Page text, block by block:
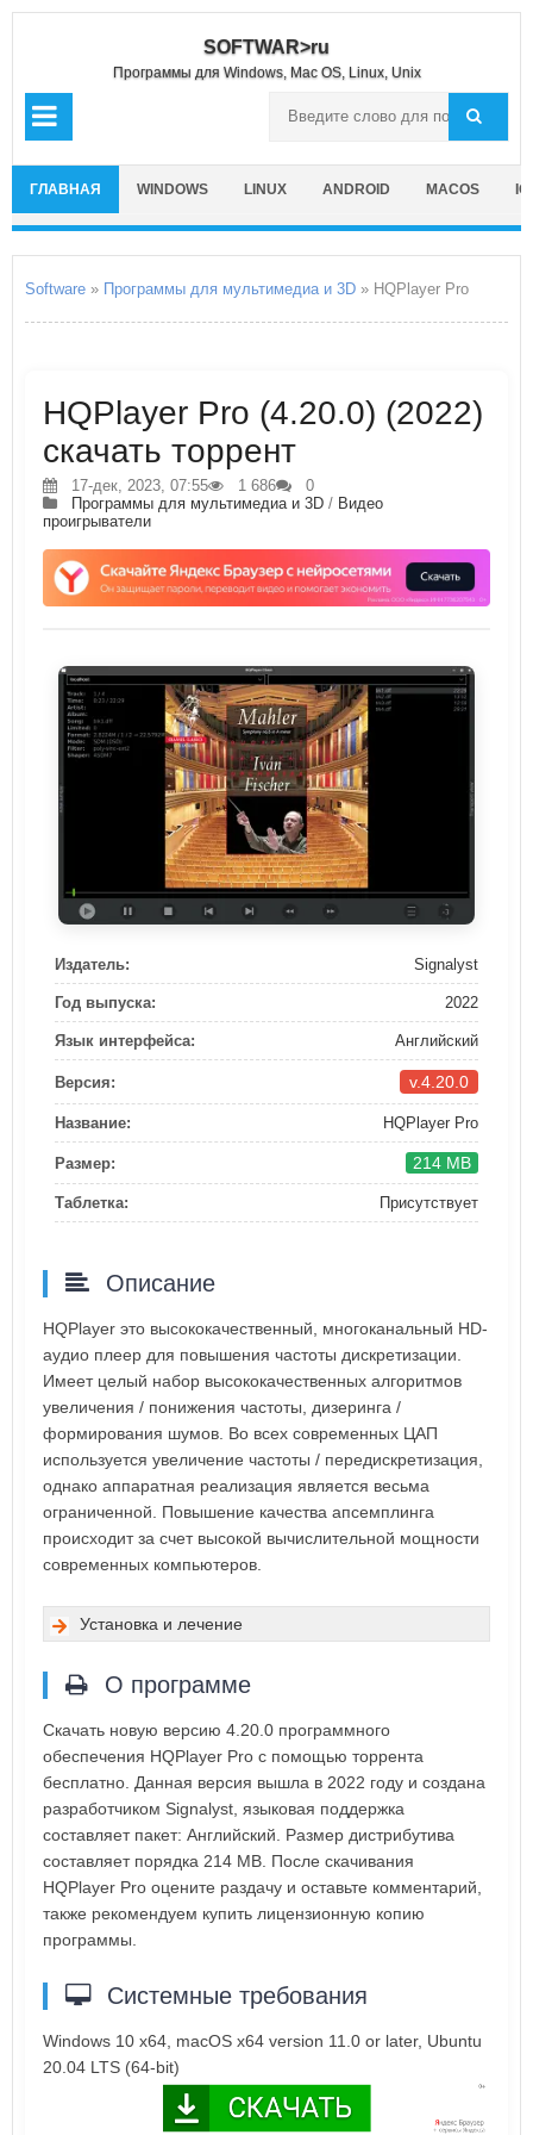
SOFTWAR>ru
Программы для Windows, Mac OS, Linux, Unix
ГЛАВНАЯ WINDOWS LINUX ANDROID MACOS
Software » Программы для мультимедиа и 3D » HQPlayer Pro
HQPlayer Pro (4.20.0) (2022)
скачать торрент
17-дек, 2023, 07:55 1 686
0
Программы для мультимедиа и 3D / Видео
проигрыватели
Издатель: Signalyst
Год выпуска: 2022
Язык интерфейса: Английский
Версия: v.4.20.0
Название: HQPlayer Pro
Размер: 214 MB
Таблетка: Присутствует
Описание
HQPlayer это высококачественный, многоканальный HD-
аудио плеер для повышения частоты дискретизации.
Имеет целый набор высококачественных алгоритмов
увеличения / понижения частоты, дизеринга /
формирования шумов. Во всех современных ЦАП
используется увеличение частоты / передискретизация,
однако аппаратная реализация является весьма
ограниченной. Повышение качества апсемплинга
происходит за счет высокой вычислительной мощности
современных компьютеров.
Установка и лечение
О программе
Скачать новую версию 4.20.0 программного
обеспечения HQPlayer Pro с помощью торрента
бесплатно. Данная версия вышла в 2022 году и создана
разработчиком Signalyst, языковая поддержка
составляет пакет: Английский. Размер дистрибутива
составляет порядка 214 MB. После скачивания
HQPlayer Pro оцените раздачу и оставьте комментарий,
также рекомендуем купить лицензионную копию
программы.
Системные требования
Windows 10 x64, macOS x64 version 11.0 or later, Ubuntu
20.04 LTS (64-bit)